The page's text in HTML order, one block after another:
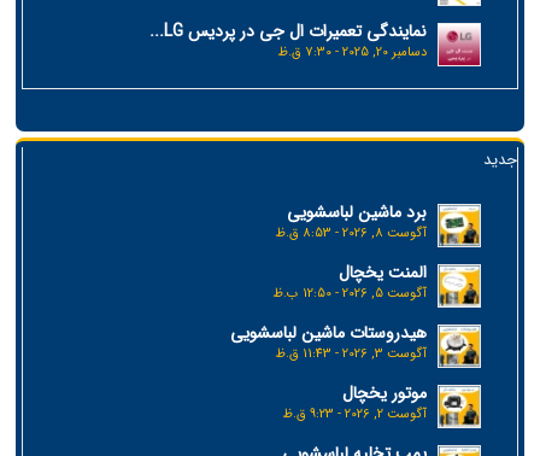
نمایندگی تعمیرات ال جی در پردیس LG...
دسامبر 20, 2025 - 7:30 ق.ظ
جدید
برد ماشین لباسشویی
آگوست 8, 2026 - 8:53 ق.ظ
المنت یخچال
آگوست 5, 2026 - 12:50 ب.ظ
هیدروستات ماشین لباسشویی
آگوست 3, 2026 - 11:43 ق.ظ
موتور یخچال
آگوست 2, 2026 - 9:23 ق.ظ